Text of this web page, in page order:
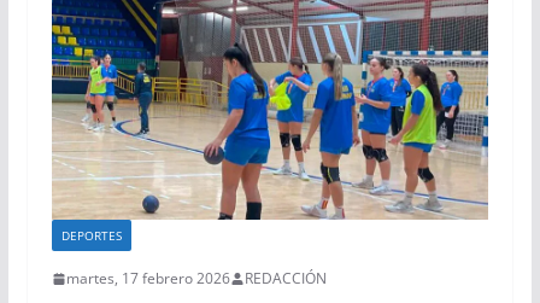
DEPORTES
martes, 17 febrero 2026 REDACCIÓN